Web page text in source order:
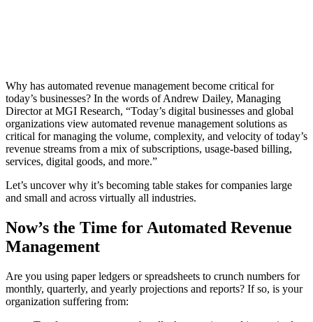
Why has automated revenue management become critical for
today’s businesses? In the words of Andrew Dailey, Managing
Director at MGI Research, “Today’s digital businesses and global
organizations view automated revenue management solutions as
critical for managing the volume, complexity, and velocity of today’s
revenue streams from a mix of subscriptions, usage-based billing,
services, digital goods, and more.”
Let’s uncover why it’s becoming table stakes for companies large
and small and across virtually all industries.
Now’s the Time for Automated Revenue
Management
Are you using paper ledgers or spreadsheets to crunch numbers for
monthly, quarterly, and yearly projections and reports? If so, is your
organization suffering from: